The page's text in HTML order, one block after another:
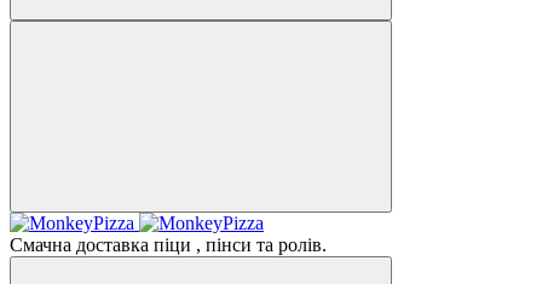
Смачна доставка піци , пінси та ролів.